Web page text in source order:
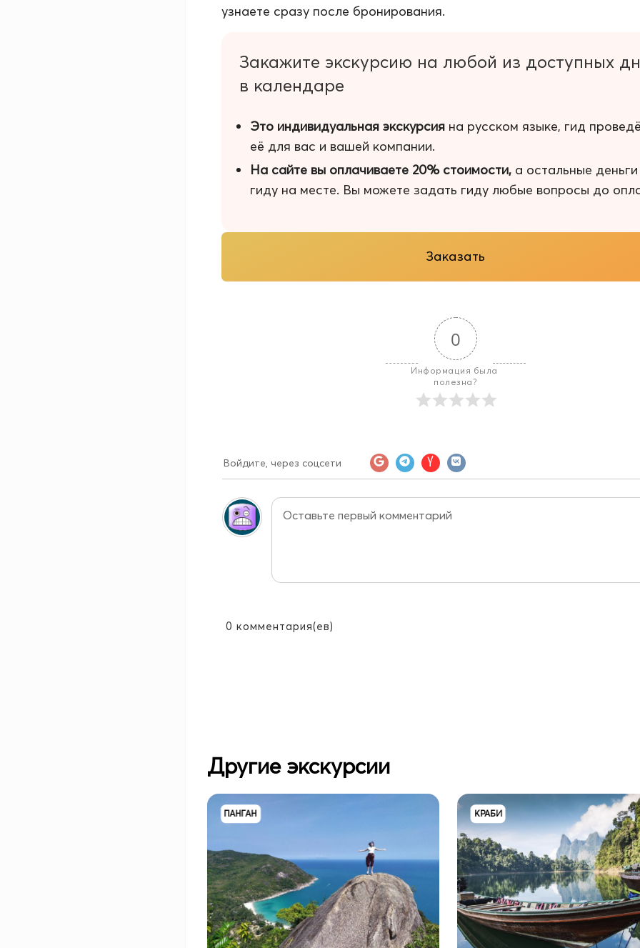
узнаете сразу после бронирования.
Закажите экскурсию на любой из доступных
в календаре
Это индивидуальная экскурсия на русском языке, гид
её для вас и вашей компании.
На сайте вы оплачиваете 20% стоимости, а остальные
гиду на месте. Вы можете задать гиду любые вопросы до
Заказать
0
Информация была
полезна?
Войдите, через соцсети
0 комментария(ев)
Другие экскурсии
ПАНГАН КРАБИ